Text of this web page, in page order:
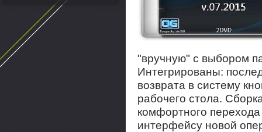
"вручную" с выбором
Интегрированы:
возврата в систему
рабочего стола.
комфортного
интерфейсу новой